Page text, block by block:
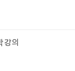
강의